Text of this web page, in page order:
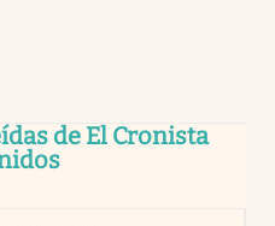
de El Cronista